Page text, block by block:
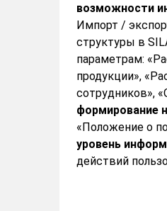
возможности
Импорт /
структуры в
параметрам:
продукции»,
сотрудников»,
формирование
«Положение о
уровень
действий